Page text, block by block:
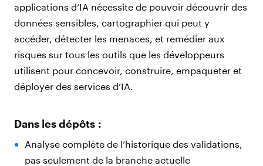
applications d’IA nécessite de pouvoir découvrir des
données sensibles, cartographier qui peut y
accéder, détecter les menaces, et remédier aux
risques sur tous les outils que les développeurs
utilisent pour concevoir, construire, empaqueter et
déployer des services d’IA.
Dans les dépôts :
Analyse complète de l’historique des validations,
pas seulement de la branche actuelle